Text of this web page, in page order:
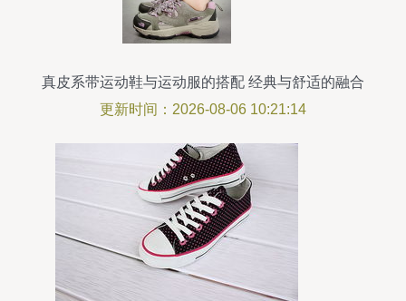
真皮系带运动鞋与运动服的搭配 经典与舒适的融合
更新时间：2026-08-06 10:21:14